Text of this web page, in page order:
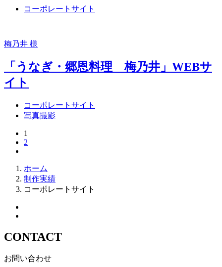
コーポレートサイト
梅乃井 様
「うなぎ・郷恩料理 梅乃井」WEBサ
イト
コーポレートサイト
写真撮影
1
2
ホーム
制作実績
コーポレートサイト
CONTACT
お問い合わせ